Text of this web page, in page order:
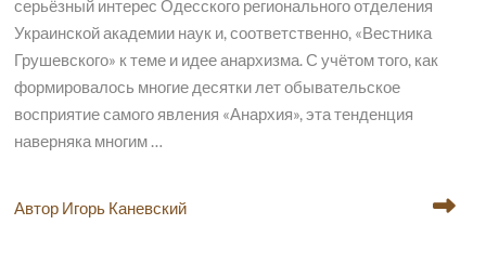
серьёзный интерес Одесского регионального отделения
Украинской академии наук и, соответственно, «Вестника
Грушевского» к теме и идее анархизма. С учётом того, как
формировалось многие десятки лет обывательское
восприятие самого явления «Анархия», эта тенденция
наверняка многим …
Автор Игорь Каневский